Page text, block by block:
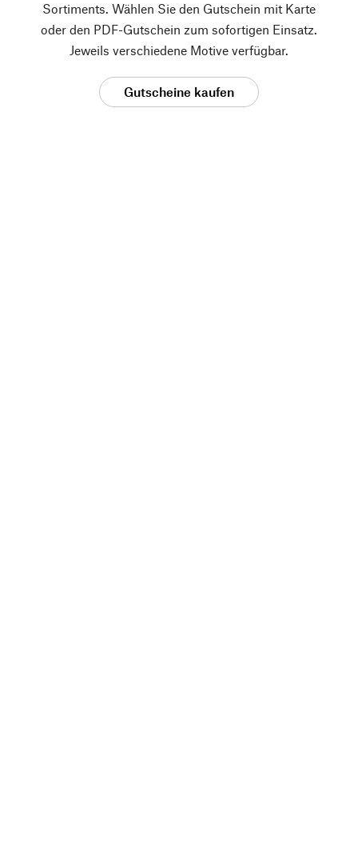
Sortiments. Wählen Sie den Gutschein mit Karte
oder den PDF-Gutschein zum sofortigen Einsatz.
Jeweils verschiedene Motive verfügbar.
Gutscheine kaufen